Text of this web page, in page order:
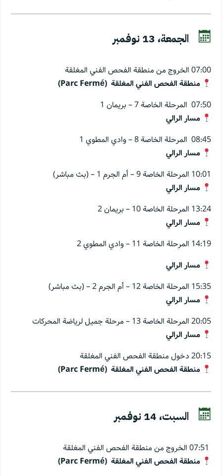
 الجمعة، 13 نوفمبر
07:00 الخروج من منطقة الفحص الفني المغلقة
منطقة الفحص الفني المغلقة (Parc Fermé)
07:50 المرحلة الخاصة 7 – بريمان 1
مسار الرالي
08:45 المرحلة الخاصة 8 – وادي المطوي 1
مسار الرالي
10:01 المرحلة الخاصة 9 – أم الجرم 1 – (بث مباشر)
مسار الرالي
13:24 المرحلة الخاصة 10 – بريمان 2
مسار الرالي
14:19 المرحلة الخاصة 11 – وادي المطوي 2
مسار الرالي
15:35 المرحلة الخاصة 12 – أم الجرم 2 – (بث مباشر)
مسار الرالي
20:05 المرحلة الخاصة 13 – مرحلة جميل لرياضة المحركات
مسار الرالي
20:15 دخول منطقة الفحص الفني المغلقة
منطقة الفحص الفني المغلقة (Parc Fermé)
 السبت، 14 نوفمبر
07:51 الخروج من منطقة الفحص الفني المغلقة
منطقة الفحص الفني المغلقة (Parc Fermé)